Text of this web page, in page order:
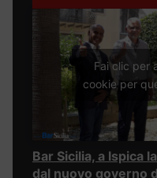
Fai clic per
cookie per
Bar Sicilia, a Ispica
dal nuovo governo